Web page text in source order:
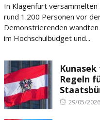
In Klagenfurt versammelten
rund 1.200 Personen vor
Demonstrierenden
im Hochschulbudget und...
Regeln
Posted
29/05/2026